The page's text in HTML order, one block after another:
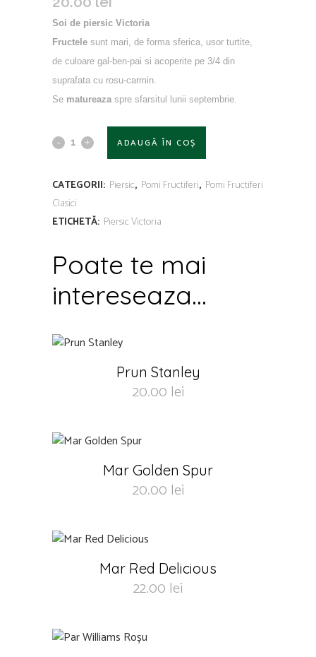
Soi de piersic Victoria
Fructele sunt mari, de forma sferica, usor turtite,
de culoare gal-ben-pai si acoperite pe 3/4 din
suprafata cu rosu-carmin.
Se matureazaspre sfarsitul lunii septembrie.
ADAUGĂ ÎN COȘ
CATEGORII: Piersic, Pomi Fructiferi, Pomi Fructiferi
Clasici
ETICHETĂ: Piersic Victoria
Poate te mai
intereseaza...
Prun Stanley
20.00 lei
Mar Golden Spur
20.00 lei
Mar Red Delicious
22.00 lei